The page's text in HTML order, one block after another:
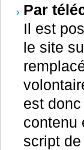
Par
Il est
le site
est
contenu
script